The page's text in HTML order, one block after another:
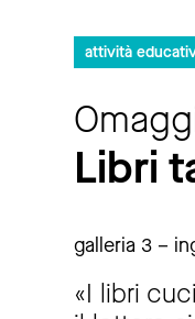
attività
Libri
galleria 3 –
«I libri